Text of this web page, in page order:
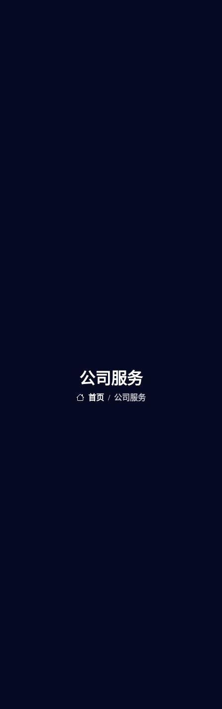
公司服务
首页 公司服务